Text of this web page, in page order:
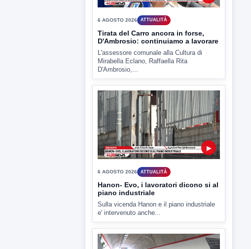
6 AGOSTO 2026 ATTUALITÀ
Hanon- Evo, i lavoratori dicono si al
piano industriale
Sulla vicenda Hanon e il piano industriale
e' intervenuto anche...
6 AGOSTO 2026 ATTUALITÀ